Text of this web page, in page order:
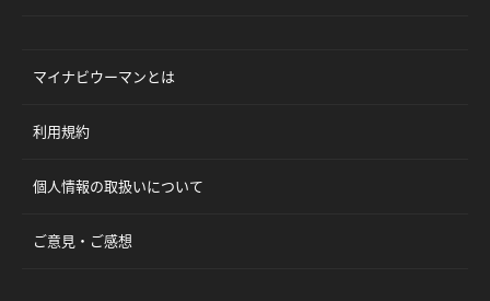
マイナビウーマンとは
利用規約
個人情報の取扱いについて
ご意見・ご感想